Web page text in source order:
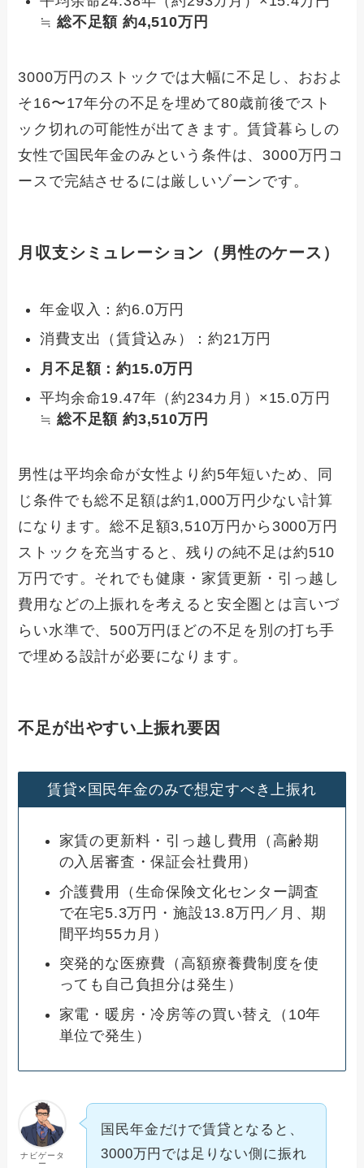
≒ 総不足額 約4,510万円
3000万円のストックでは大幅に不足し、おおよ
そ16〜17年分の不足を埋めて80歳前後でスト
ック切れの可能性が出てきます。賃貸暮らしの
女性で国民年金のみという条件は、3000万円コ
ースで完結させるには厳しいゾーンです。
月収支シミュレーション（男性のケース）
年金収入：約6.0万円
消費支出（賃貸込み）：約21万円
月不足額：約15.0万円
平均余命19.47年（約234カ月）×15.0万円
≒ 総不足額 約3,510万円
男性は平均余命が女性より約5年短いため、同
じ条件でも総不足額は約1,000万円少ない計算
になります。総不足額3,510万円から3000万円
ストックを充当すると、残りの純不足は約510
万円です。それでも健康・家賃更新・引っ越し
費用などの上振れを考えると安全圏とは言いづ
らい水準で、500万円ほどの不足を別の打ち手
で埋める設計が必要になります。
不足が出やすい上振れ要因
賃貸×国民年金のみで想定すべき上振れ
家賃の更新料・引っ越し費用（高齢期
の入居審査・保証会社費用）
介護費用（生命保険文化センター調査
で在宅5.3万円・施設13.8万円／月、期
間平均55カ月）
突発的な医療費（高額療養費制度を使
っても自己負担分は発生）
家電・暖房・冷房等の買い替え（10年
単位で発生）
ナビゲータ
ー
国民年金だけで賃貸となると、
3000万円では足りない側に振れ